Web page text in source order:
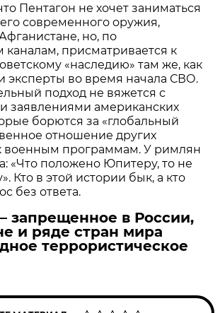
Пентагон не хочет заниматься
современного оружия,
но, по
присматривается к
«наследию» там же, как
эксперты во время начала СВО.
подход не вяжется с
американских
борются за «глобальный
отношение других
военным программам. У римлян
«Что положено Юпитеру, то не
Кто в этой истории бык, а кто
без ответа.
запрещенное в России,
и ряде стран мира
террористическое